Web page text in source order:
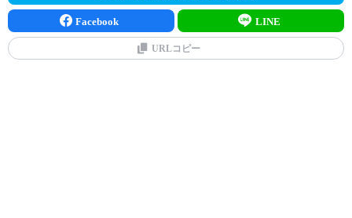
Facebook LINE
URLコピー